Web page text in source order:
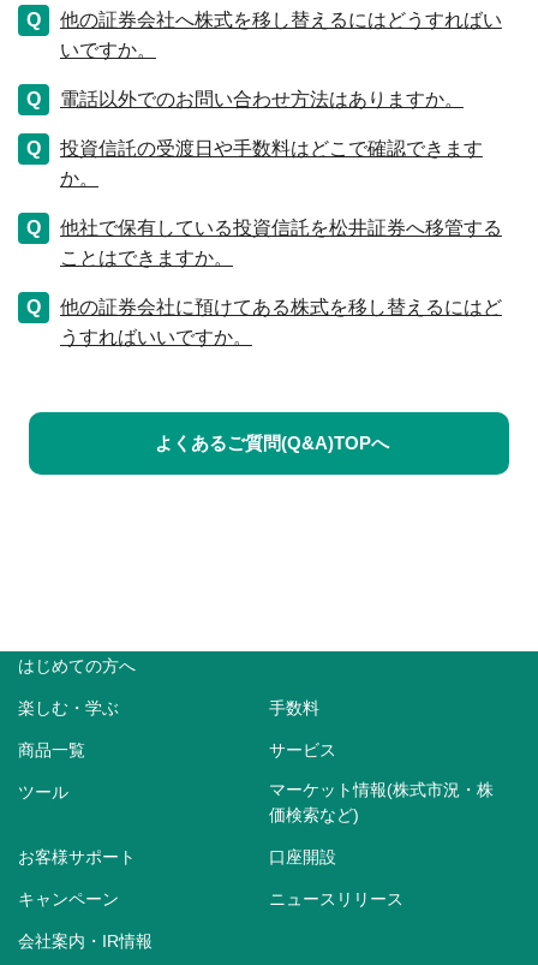
他の証券会社へ株式を移し替えるにはどうすればい
いですか。
電話以外でのお問い合わせ方法はありますか。
投資信託の受渡日や手数料はどこで確認できます
か。
他社で保有している投資信託を松井証券へ移管する
ことはできますか。
他の証券会社に預けてある株式を移し替えるにはど
うすればいいですか。
よくあるご質問(Q&A)TOPへ
はじめての方へ
楽しむ・学ぶ 手数料
商品一覧 サービス
ツール
マーケット情報(株式市況・株
価検索など)
お客様サポート 口座開設
キャンペーン ニュースリリース
会社案内・IR情報